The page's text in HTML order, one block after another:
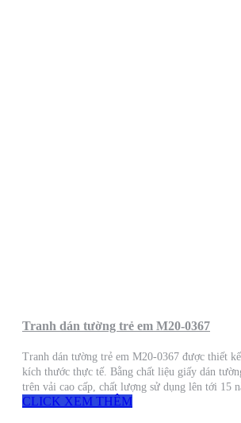
Tranh dán tường trẻ em M20-0367
Tranh dán tường trẻ em M20-0367 được thiết
kích thước thực tế. Bằng chất liệu giấy dán
trên vải cao cấp, chất lượng sử dụng lên tới 15
CLICK XEM THÊM